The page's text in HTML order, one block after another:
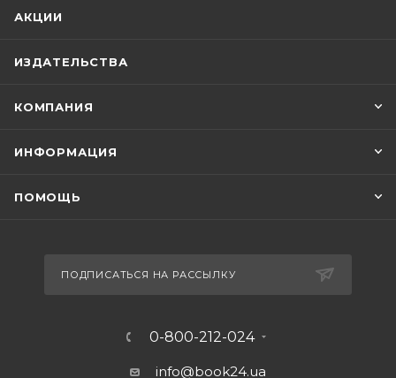
АКЦИИ
ИЗДАТЕЛЬСТВА
КОМПАНИЯ
ИНФОРМАЦИЯ
ПОМОЩЬ
ПОДПИСАТЬСЯ НА РАССЫЛКУ
0-800-212-024
info@book24.ua